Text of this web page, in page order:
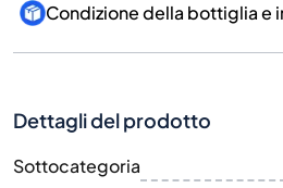
Condizione della bottiglia e
Dettagli del prodotto
Sottocategoria